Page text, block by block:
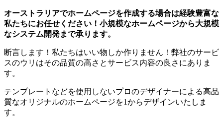
オーストラリアでホームページを作成する場合は経験豊富な
私たちにお任せください！小規模なホームページから大規模
なシステム開発まで承ります。
断言します！私たちはいい物しか作りません！弊社のサービ
スのウリはその品質の高さとサービス内容の良さにありま
す。
テンプレートなどを使用しないプロのデザイナーによる高品
質なオリジナルのホームページを1からデザインいたしま
す。